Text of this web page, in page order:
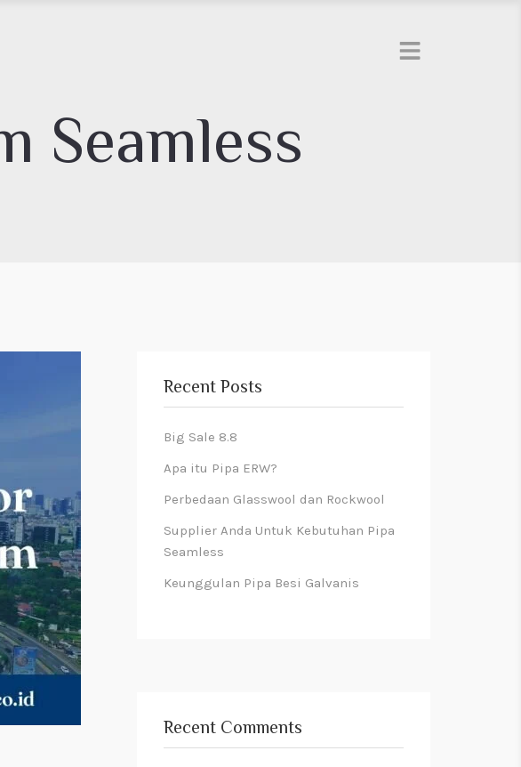
Seamless
Recent Posts
Big Sale 8.8
Apa itu Pipa ERW?
Perbedaan Glasswool dan Rockwool
Supplier Anda Untuk Kebutuhan Pipa
Seamless
Keunggulan Pipa Besi Galvanis
Recent Comments